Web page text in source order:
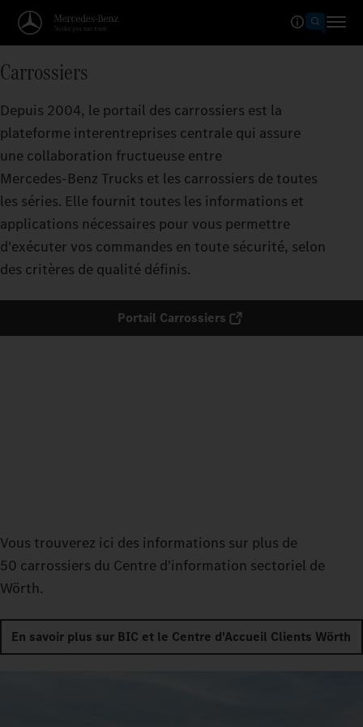
Carrossiers
Depuis 2004, le portail des carrossiers est la
plateforme interentreprises centrale qui assure
une collaboration fructueuse entre
Mercedes‑Benz Trucks et les carrossiers de toutes
les séries. Elle fournit toutes les informations et
applications nécessaires pour vous permettre
d'exécuter vos commandes en toute sécurité, selon
des critères de qualité définis.
Portail Carrossiers
Vous trouverez ici des informations sur plus de
50 carrossiers du Centre d'information sectoriel de
Wörth.
En savoir plus sur BIC et le Centre d'Accueil Clients Wörth